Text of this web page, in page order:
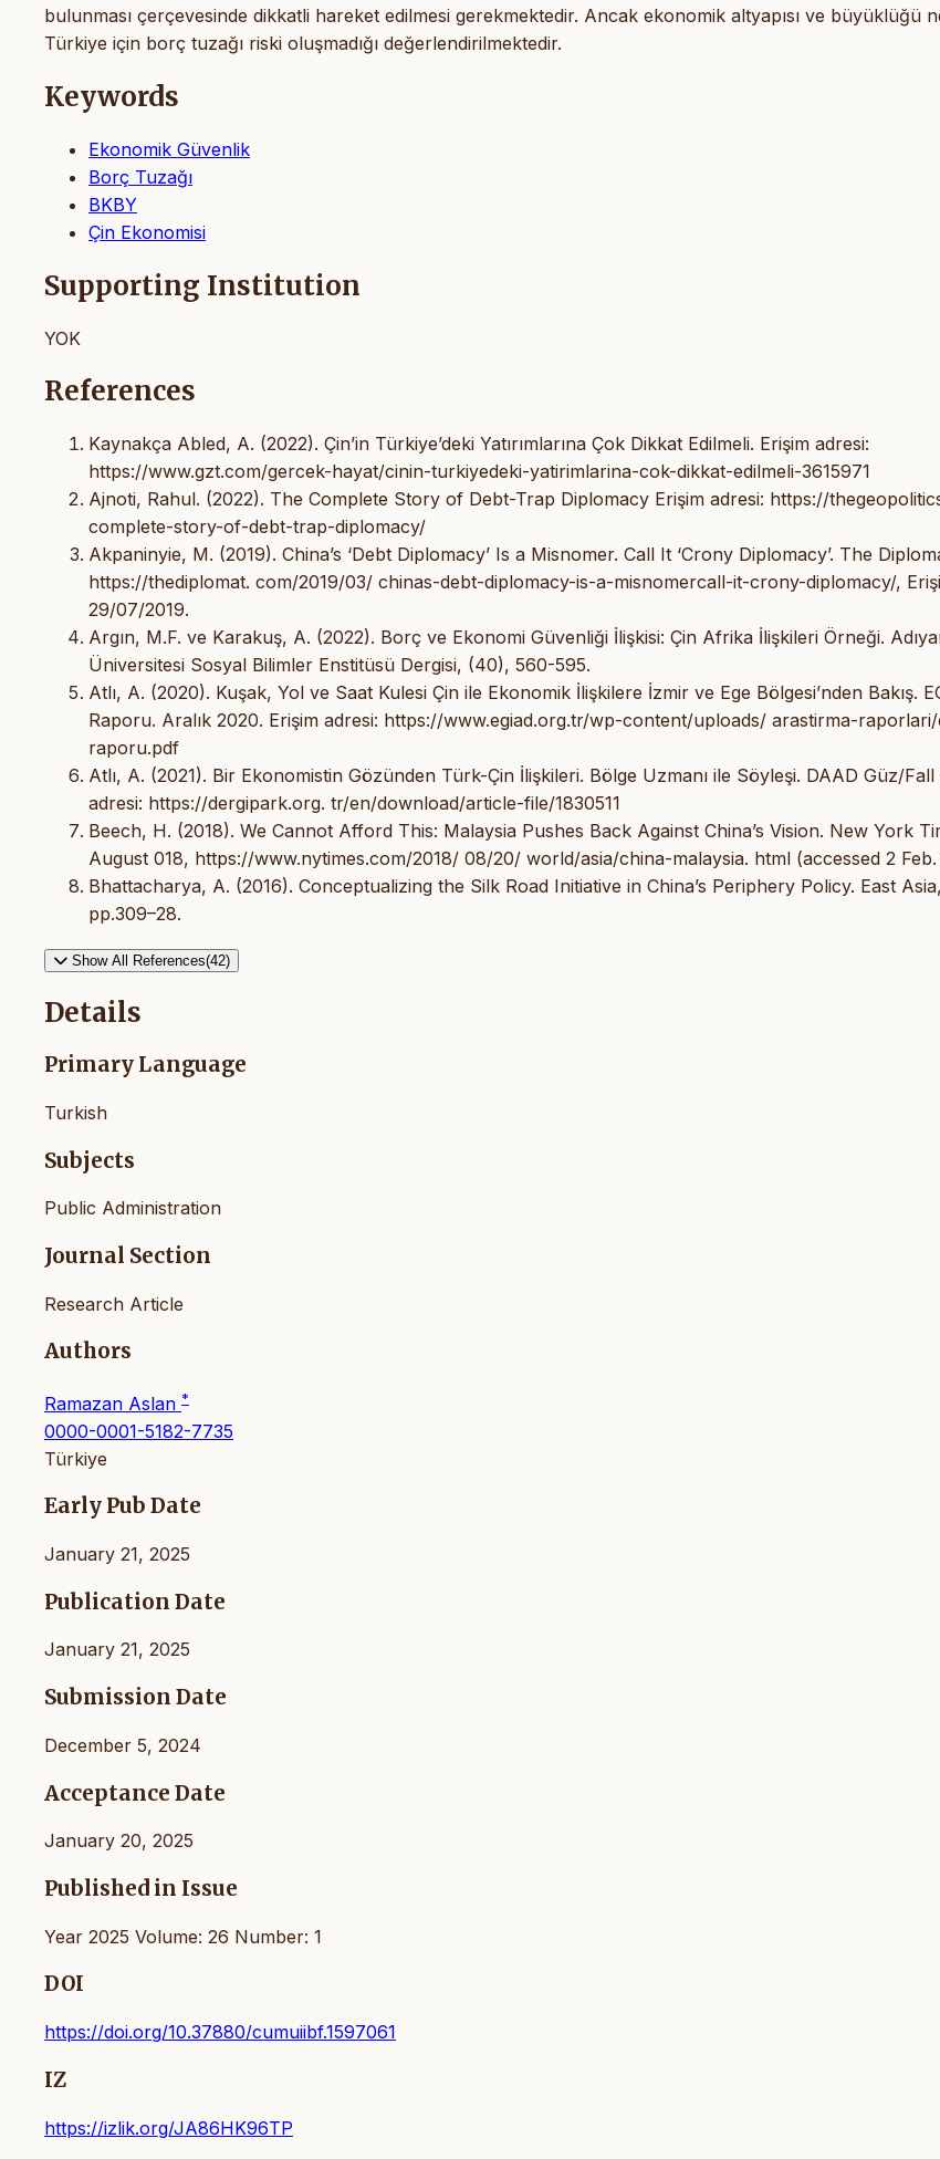
bulunması çerçevesinde dikkatli hareket edilmesi gerekmektedir. Ancak ekonomik altyapısı ve büyüklüğü
Türkiye için borç tuzağı riski oluşmadığı değerlendirilmektedir.
Keywords
Ekonomik Güvenlik
Borç Tuzağı
BKBY
Çin Ekonomisi
Supporting Institution
YOK
References
Kaynakça Abled, A. (2022). Çin’in Türkiye’deki Yatırımlarına Çok Dikkat Edilmeli. Erişim adresi:
https://www.gzt.com/gercek-hayat/cinin-turkiyedeki-yatirimlarina-cok-dikkat-edilmeli-3615971
Ajnoti, Rahul. (2022). The Complete Story of Debt-Trap Diplomacy Erişim adresi: https://
complete-story-of-debt-trap-diplomacy/
Akpaninyie, M. (2019). China’s ‘Debt Diplomacy’ Is a Misnomer. Call It ‘Crony Diplomacy’. The
https://thediplomat. com/2019/03/ chinas-debt-diplomacy-is-a-misnomercall-it-crony-diplomacy/,
29/07/2019.
Argın, M.F. ve Karakuş, A. (2022). Borç ve Ekonomi Güvenliği İlişkisi: Çin Afrika İlişkileri Örneği.
Üniversitesi Sosyal Bilimler Enstitüsü Dergisi, (40), 560-595.
Atlı, A. (2020). Kuşak, Yol ve Saat Kulesi Çin ile Ekonomik İlişkilere İzmir ve Ege Bölgesi’nden Bakış.
Raporu. Aralık 2020. Erişim adresi: https://www.egiad.org.tr/wp-content/uploads/ arastirma-
raporu.pdf
Atlı, A. (2021). Bir Ekonomistin Gözünden Türk-Çin İlişkileri. Bölge Uzmanı ile Söyleşi. DAAD Güz/Fall
adresi: https://dergipark.org. tr/en/download/article-file/1830511
Beech, H. (2018). We Cannot Afford This: Malaysia Pushes Back Against China’s Vision. New York
August 018, https://www.nytimes.com/2018/ 08/20/ world/asia/china-malaysia. html (accessed 2 Feb.
Bhattacharya, A. (2016). Conceptualizing the Silk Road Initiative in China’s Periphery Policy. East
pp.309–28.
Show All References(42)
Details
Primary Language
Turkish
Subjects
Public Administration
Journal Section
Research Article
Authors
Ramazan Aslan *
0000-0001-5182-7735
Türkiye
Early Pub Date
January 21, 2025
Publication Date
January 21, 2025
Submission Date
December 5, 2024
Acceptance Date
January 20, 2025
Published in Issue
Year 2025 Volume: 26 Number: 1
DOI
https://doi.org/10.37880/cumuiibf.1597061
IZ
https://izlik.org/JA86HK96TP